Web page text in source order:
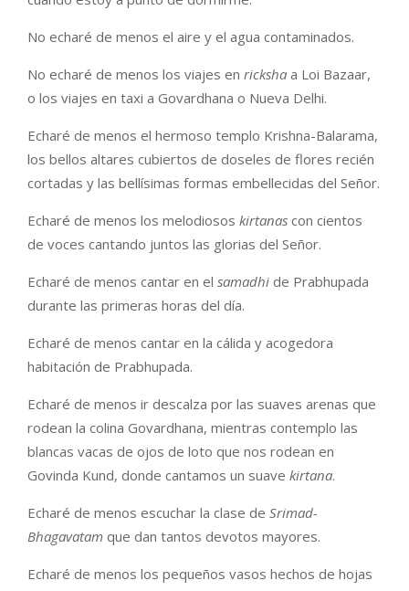
No echaré de menos el aire y el agua contaminados.
No echaré de menos los viajes en ricksha a Loi Bazaar,
o los viajes en taxi a Govardhana o Nueva Delhi.
Echaré de menos el hermoso templo Krishna-Balarama,
los bellos altares cubiertos de doseles de flores recién
cortadas y las bellísimas formas embellecidas del Señor.
Echaré de menos los melodiosos kirtanas con cientos
de voces cantando juntos las glorias del Señor.
Echaré de menos cantar en el samadhi de Prabhupada
durante las primeras horas del día.
Echaré de menos cantar en la cálida y acogedora
habitación de Prabhupada.
Echaré de menos ir descalza por las suaves arenas que
rodean la colina Govardhana, mientras contemplo las
blancas vacas de ojos de loto que nos rodean en
Govinda Kund, donde cantamos un suave kirtana.
Echaré de menos escuchar la clase de Srimad-
Bhagavatam que dan tantos devotos mayores.
Echaré de menos los pequeños vasos hechos de hojas